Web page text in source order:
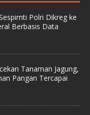
Polri Dikreg ke
Berbasis Data
Tanaman Jagung,
Pangan Tercapai